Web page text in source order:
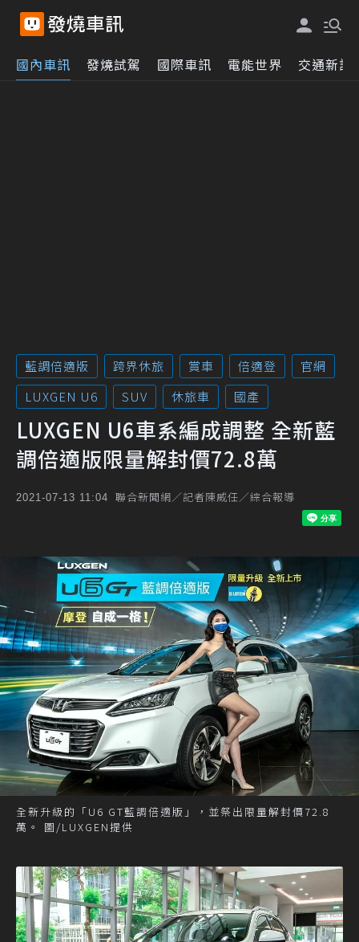
國內車訊 發燒試駕 國際車訊 電能世界 交通新訊
藍調倍適版 跨界休旅 賞車 倍適登
官網
LUXGEN U6
SUV 休旅車 國產
LUXGEN U6車系編成調整 全新藍
調倍適版限量解封價72.8萬
2021-07-13 11:04 聯合新聞網／記者陳威任／綜合報導
全新升級的「U6 GT藍調倍適版」，並祭出限量解封價72.8
萬。 圖/LUXGEN提供